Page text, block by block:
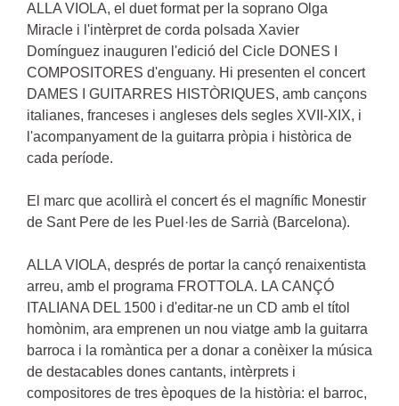
ALLA VIOLA, el duet format per la soprano Olga
Miracle i l'intèrpret de corda polsada Xavier
Domínguez inauguren l'edició del Cicle DONES I
COMPOSITORES d'enguany. Hi presenten el concert
DAMES I GUITARRES HISTÒRIQUES, amb cançons
italianes, franceses i angleses dels segles XVII-XIX, i
l'acompanyament de la guitarra pròpia i històrica de
cada període.
El marc que acollirà el concert és el magnífic Monestir
de Sant Pere de les Puel·les de Sarrià (Barcelona).
ALLA VIOLA, després de portar la cançó renaixentista
arreu, amb el programa FROTTOLA. LA CANÇÓ
ITALIANA DEL 1500 i d'editar-ne un CD amb el títol
homònim, ara emprenen un nou viatge amb la guitarra
barroca i la romàntica per a donar a conèixer la música
de destacables dones cantants, intèrprets i
compositores de tres èpoques de la història: el barroc,